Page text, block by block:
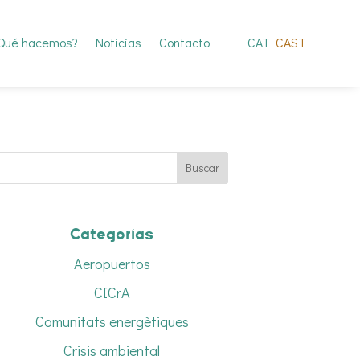
hacemos? Noticias Contacto CAT CAST
Categorías
Aeropuertos
CICrA
Comunitats energètiques
Crisis ambiental